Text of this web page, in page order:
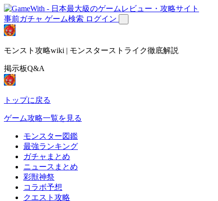
事前ガチャ ゲーム検索 ログイン
モンスト攻略wiki | モンスターストライク徹底解説
掲示板Q&A
トップに戻る
ゲーム攻略一覧を見る
モンスター図鑑
最強ランキング
ガチャまとめ
ニュースまとめ
彩獣神祭
コラボ予想
クエスト攻略